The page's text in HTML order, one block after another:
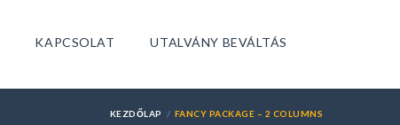
KAPCSOLAT UTALVÁNY BEVÁLTÁS
KEZDŐLAP FANCY PACKAGE – 2 COLUMNS